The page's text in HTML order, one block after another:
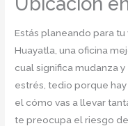
Estás planeando para
Huayatla, una oficina
cual significa mudanza
estrés, tedio porque
el cómo vas a llevar
te preocupa el riesgo